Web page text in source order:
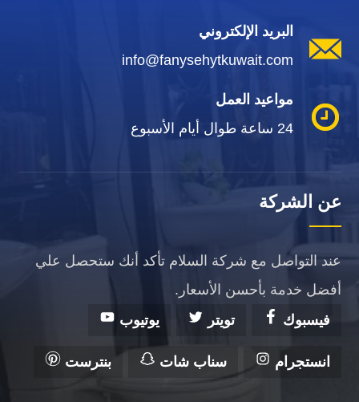
البريد الإلكتروني
info@fanysehytkuwait.com
مواعيد العمل
24 ساعة طوال أيام الأسبوع
عن الشركة
عند التواصل مع شركة السلام تأكد أنك ستحصل علي
أفضل خدمة بأحسن الأسعار.
فيسبوك
تويتر يوتيوب
انستجرام سناب شات بنترست